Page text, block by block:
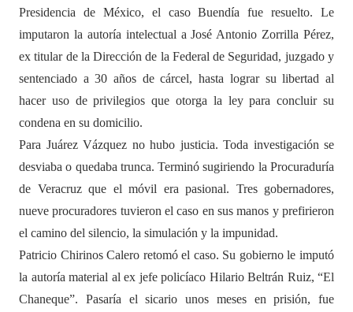
Presidencia de México, el caso Buendía fue resuelto. Le
imputaron la autoría intelectual a José Antonio Zorrilla Pérez,
ex titular de la Dirección de la Federal de Seguridad, juzgado y
sentenciado a 30 años de cárcel, hasta lograr su libertad al
hacer uso de privilegios que otorga la ley para concluir su
condena en su domicilio.
Para Juárez Vázquez no hubo justicia. Toda investigación se
desviaba o quedaba trunca. Terminó sugiriendo la Procuraduría
de Veracruz que el móvil era pasional. Tres gobernadores,
nueve procuradores tuvieron el caso en sus manos y prefirieron
el camino del silencio, la simulación y la impunidad.
Patricio Chirinos Calero retomó el caso. Su gobierno le imputó
la autoría material al ex jefe policíaco Hilario Beltrán Ruiz, “El
Chaneque”. Pasaría el sicario unos meses en prisión, fue